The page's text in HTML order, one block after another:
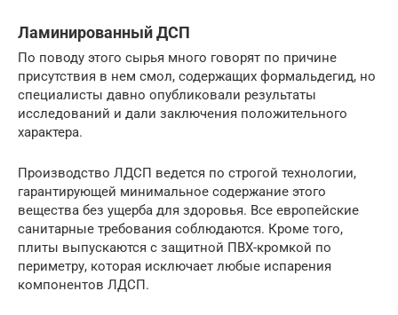
Ламинированный ДСП
По поводу этого сырья много говорят по причине
присутствия в нем смол, содержащих формальдегид, но
специалисты давно опубликовали результаты
исследований и дали заключения положительного
характера.
Производство ЛДСП ведется по строгой технологии,
гарантирующей минимальное содержание этого
вещества без ущерба для здоровья. Все европейские
санитарные требования соблюдаются. Кроме того,
плиты выпускаются с защитной ПВХ-кромкой по
периметру, которая исключает любые испарения
компонентов ЛДСП.